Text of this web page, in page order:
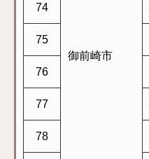
御前崎市
74
75
76
77
78